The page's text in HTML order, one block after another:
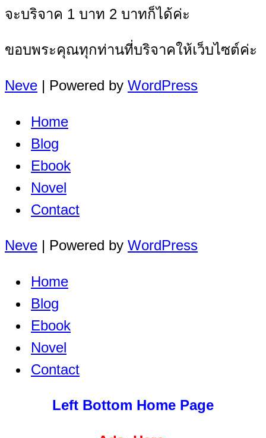
จะบริจาค 1 บาท 2 บาทก็ได้ค่ะ
ขอบพระคุณทุกท่านที่บริจาคให้เว็บไซต์ค่ะ
Neve | Powered by WordPress
Home
Blog
Ebook
Novel
Contact
Neve | Powered by WordPress
Home
Blog
Ebook
Novel
Contact
Left Bottom Home Page